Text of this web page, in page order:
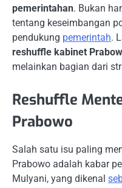
pemerintahan. Bukan
tentang keseimbangan
pendukung pemerintah.
reshuffle kabinet
melainkan bagian dari
Reshuffle
Prabowo
Salah satu isu paling
Prabowo adalah kabar
Mulyani, yang dikenal